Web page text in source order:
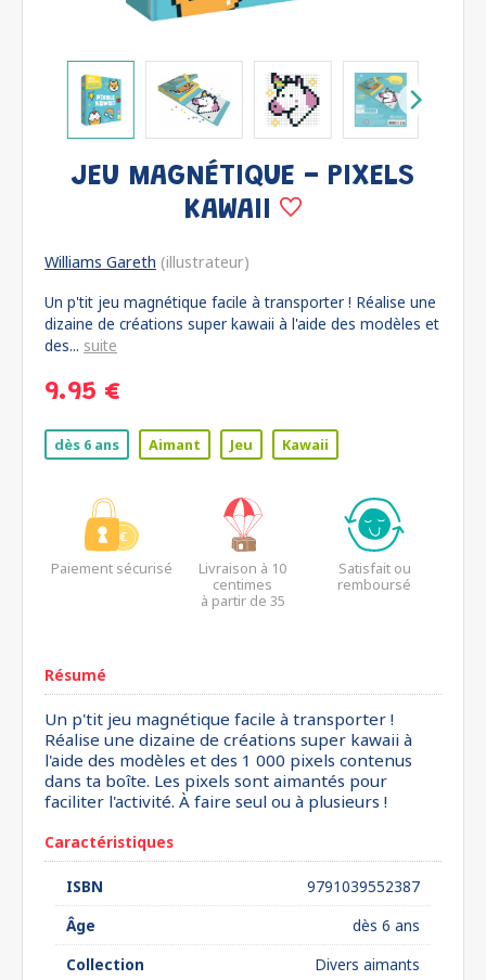
JEU MAGNÉTIQUE - PIXELS
KAWAII
Williams Gareth (illustrateur)
Un p'tit jeu magnétique facile à transporter ! Réalise une
dizaine de créations super kawaii à l'aide des modèles et
des... suite
9.95 €
dès 6 ans Aimant Jeu Kawaii
Paiement sécurisé
Livraison à 10
centimes
à partir de 35
Satisfait ou
remboursé
Résumé
Un p'tit jeu magnétique facile à transporter !
Réalise une dizaine de créations super kawaii à
l'aide des modèles et des 1 000 pixels contenus
dans ta boîte. Les pixels sont aimantés pour
faciliter l'activité. À faire seul ou à plusieurs !
Caractéristiques
ISBN
9791039552387
Âge
dès 6 ans
Collection
Divers aimants